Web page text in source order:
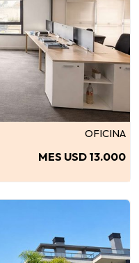
OFICINA
MES USD 13.000